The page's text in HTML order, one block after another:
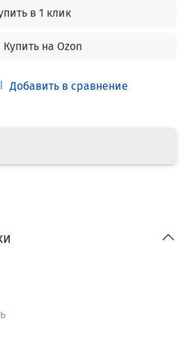
Добавить в сравнение
в 1 клик
Купить на Ozon